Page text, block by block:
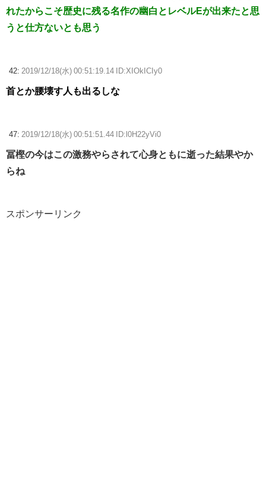
れたからこそ歴史に残る名作の幽白とレベルEが出来たと思
うと仕方ないとも思う
42: 2019/12/18(水) 00:51:19.14 ID:XIOkICIy0
首とか腰壊す人も出るしな
47: 2019/12/18(水) 00:51:51.44 ID:l0H22yVi0
冨樫の今はこの激務やらされて心身ともに逝った結果やか
らね
スポンサーリンク